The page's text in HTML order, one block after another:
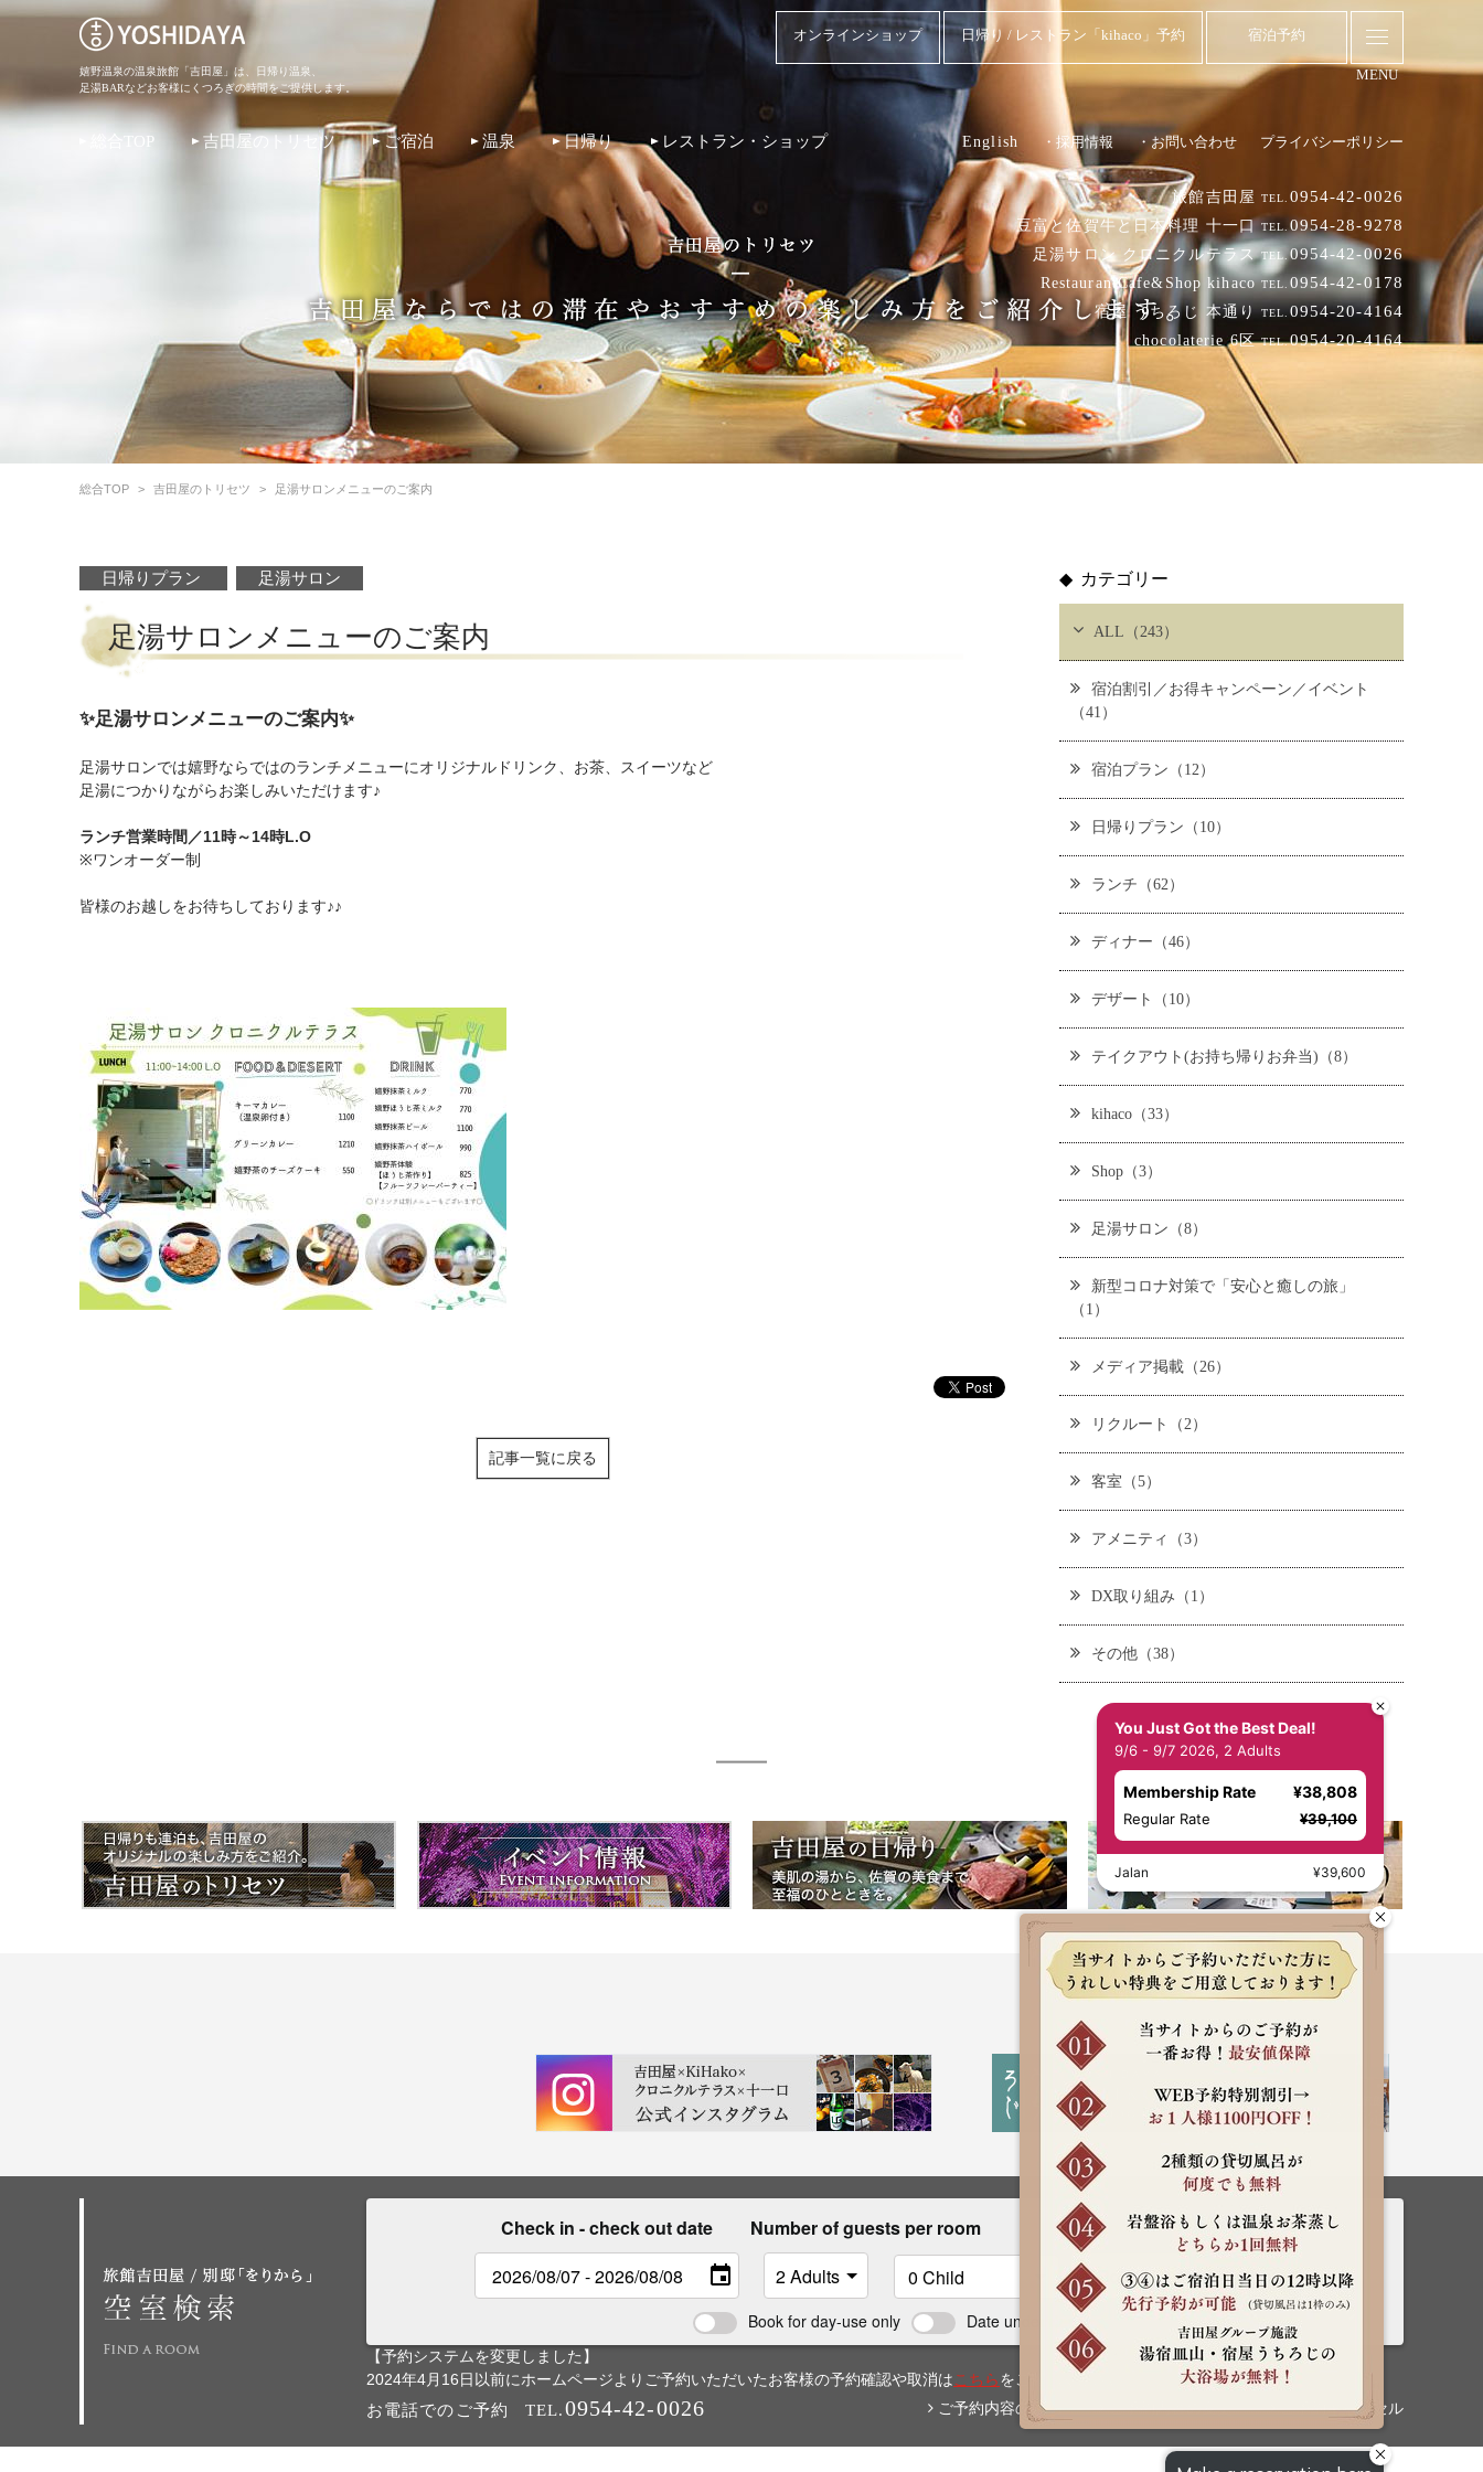
嬉野温泉の温泉旅館「吉田屋」は、日帰り温泉、
足湯BARなどお客様にくつろぎの時間をご提供します。
オンラインショップ 日帰り / レストラン「kihaco」予約 宿泊予約
MENU
旅館吉田屋TEL. 0954-42-0026
豆富と佐賀牛と日本料理 十一口TEL. 0954-28-9278
足湯サロン クロニクルテラスTEL.0954-42-0026
RestaurantCafe&Shop kihacoTEL. 0954-42-0178
宿屋 うちろじ 本通りTEL. 0954-20-4164
chocolaterie 6区TEL.0954-20-4164
総合TOP 吉田屋のトリセツ ご宿泊 温泉 日帰り レストラン・ショップ English ・採用情報 ・お問い合わせ プライバシーポリシー
総合TOP > 吉田屋のトリセツ > 足湯サロンメニューのご案内
日帰りプラン 足湯サロン
足湯サロンメニューのご案内
✨足湯サロンメニューのご案内✨
足湯サロンでは嬉野ならではのランチメニューにオリジナルドリンク、お茶、スイーツなど
足湯につかりながらお楽しみいただけます♪
ランチ営業時間／11時～14時L.O
※ワンオーダー制
皆様のお越しをお待ちしております♪♪
記事一覧に戻る
カテゴリー
ALL（243）
宿泊割引／お得キャンペーン／イベント
（41）
宿泊プラン（12）
日帰りプラン（10）
ランチ（62）
ディナー（46）
デザート（10）
テイクアウト(お持ち帰りお弁当)（8）
kihaco（33）
Shop（3）
足湯サロン（8）
新型コロナ対策で「安心と癒しの旅」
（1）
メディア掲載（26）
リクルート（2）
客室（5）
アメニティ（3）
DX取り組み（1）
その他（38）
Check in - check out date Number of guests per room Rooms
Search
Book for day-use only Date undecided
【予約システムを変更しました】
2024年4月16日以前にホームページよりご予約いただいたお客様の予約確認や取消はこちらをご確認ください。
お電話でのご予約 TEL.0954-42-0026 ご予約内容の確認 ご予約内容の変更 ご予約キャンセル
You Just Got the Best Deal!
9/6 - 9/7 2026, 2 Adults
Membership Rate ¥38,808
Regular Rate ¥39,100
Jalan ¥39,600